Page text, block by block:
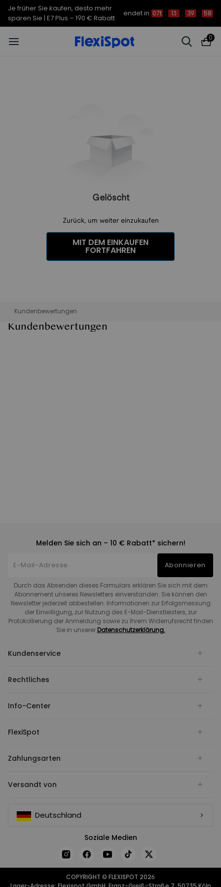
Je früher Sie kaufen, desto mehr
sparen Sie | E7 Plus – 190 € Rabatt
endet in 07t : 13 : 39 : 58
0
Gelöscht
Zurück, um weiter einzukaufen
MIT DEM EINKAUFEN
FORTFAHREN
Kundenbewertungen
Kundenbewertungen
Melden Sie sich an – 10 € Rabatt* sichern!
Abonnieren
Durch das Absenden dieses Formulars erklären Sie sich mit dem
Abonnement unseres Newsletters einverstanden. Sie können den
Newsletter jederzeit abbestellen. Informationen zur Erfolgsmessung
der Einwilligung, zur Nutzung des E-Mail-Dienstleisters, zur
Protokollierung der Anmeldung sowie zu Ihrem Widerrufsrecht finden
Sie in unserer Datenschutzerklärung.
Kundenservice
Rechtliches
Info-Center
FlexiSpot
Zahlungsarten
Versandt von
Deutschland
Soziale Medien
COPYRIGHT © FLEXISPOT 2026